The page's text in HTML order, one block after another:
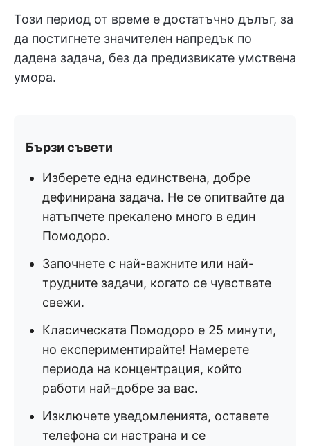
Този период от време е достатъчно дълъг, за
да постигнете значителен напредък по
дадена задача, без да предизвикате умствена
умора.
Бързи съвети
Изберете една единствена, добре
дефинирана задача. Не се опитвайте да
натъпчете прекалено много в един
Помодоро.
Започнете с най-важните или най-
трудните задачи, когато се чувствате
свежи.
Класическата Помодоро е 25 минути,
но експериментирайте! Намерете
периода на концентрация, който
работи най-добре за вас.
Изключете уведомленията, оставете
телефона си настрана и се